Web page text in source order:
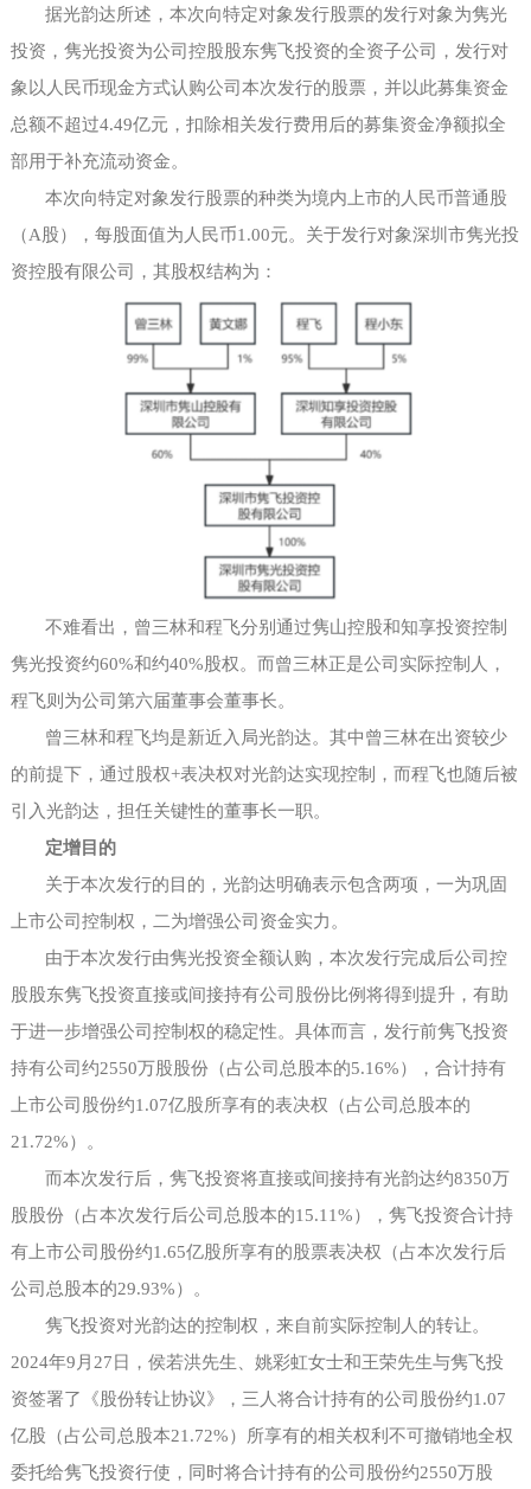
据光韵达所述，本次向特定对象发行股票的发行对象为隽光
投资，隽光投资为公司控股股东隽飞投资的全资子公司，发行对
象以人民币现金方式认购公司本次发行的股票，并以此募集资金
总额不超过4.49亿元，扣除相关发行费用后的募集资金净额拟全
部用于补充流动资金。
本次向特定对象发行股票的种类为境内上市的人民币普通股
（A股），每股面值为人民币1.00元。关于发行对象深圳市隽光投
资控股有限公司，其股权结构为：
不难看出，曾三林和程飞分别通过隽山控股和知享投资控制
隽光投资约60%和约40%股权。而曾三林正是公司实际控制人，
程飞则为公司第六届董事会董事长。
曾三林和程飞均是新近入局光韵达。其中曾三林在出资较少
的前提下，通过股权+表决权对光韵达实现控制，而程飞也随后被
引入光韵达，担任关键性的董事长一职。
定增目的
关于本次发行的目的，光韵达明确表示包含两项，一为巩固
上市公司控制权，二为增强公司资金实力。
由于本次发行由隽光投资全额认购，本次发行完成后公司控
股股东隽飞投资直接或间接持有公司股份比例将得到提升，有助
于进一步增强公司控制权的稳定性。具体而言，发行前隽飞投资
持有公司约2550万股股份（占公司总股本的5.16%），合计持有
上市公司股份约1.07亿股所享有的表决权（占公司总股本的
21.72%）。
而本次发行后，隽飞投资将直接或间接持有光韵达约8350万
股股份（占本次发行后公司总股本的15.11%），隽飞投资合计持
有上市公司股份约1.65亿股所享有的股票表决权（占本次发行后
公司总股本的29.93%）。
隽飞投资对光韵达的控制权，来自前实际控制人的转让。
2024年9月27日，侯若洪先生、姚彩虹女士和王荣先生与隽飞投
资签署了《股份转让协议》，三人将合计持有的公司股份约1.07
亿股（占公司总股本21.72%）所享有的相关权利不可撤销地全权
委托给隽飞投资行使，同时将合计持有的公司股份约2550万股